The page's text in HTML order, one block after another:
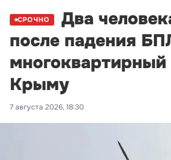
СРОЧНО
Два
после падения
Крыму
7 августа 2026, 18:30